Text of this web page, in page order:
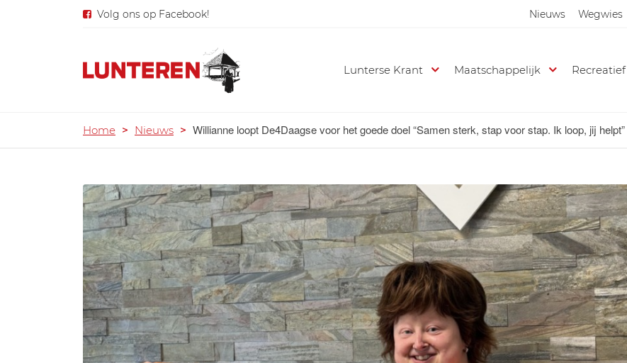
Nieuws Wegwies
Volg ons op Facebook!
Lunterse Krant Maatschappelijk Recreatief
Home > Nieuws > Willianne loopt De4Daagse voor het goede doel “Samen sterk, stap voor stap. Ik loop, jij helpt”